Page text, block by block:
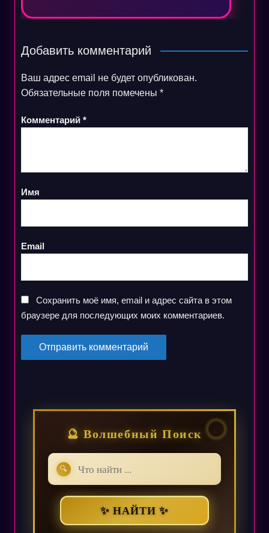
Добавить комментарий
Ваш адрес email не будет опубликован.
Обязательные поля помечены *
Комментарий *
Имя
Email
Сохранить моё имя, email и адрес сайта в этом
браузере для последующих моих комментариев.
🔮 Волшебный Поиск
🔍
✨ НАЙТИ ✨